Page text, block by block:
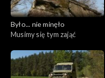
Było... nie minęło
Musimy się tym zająć